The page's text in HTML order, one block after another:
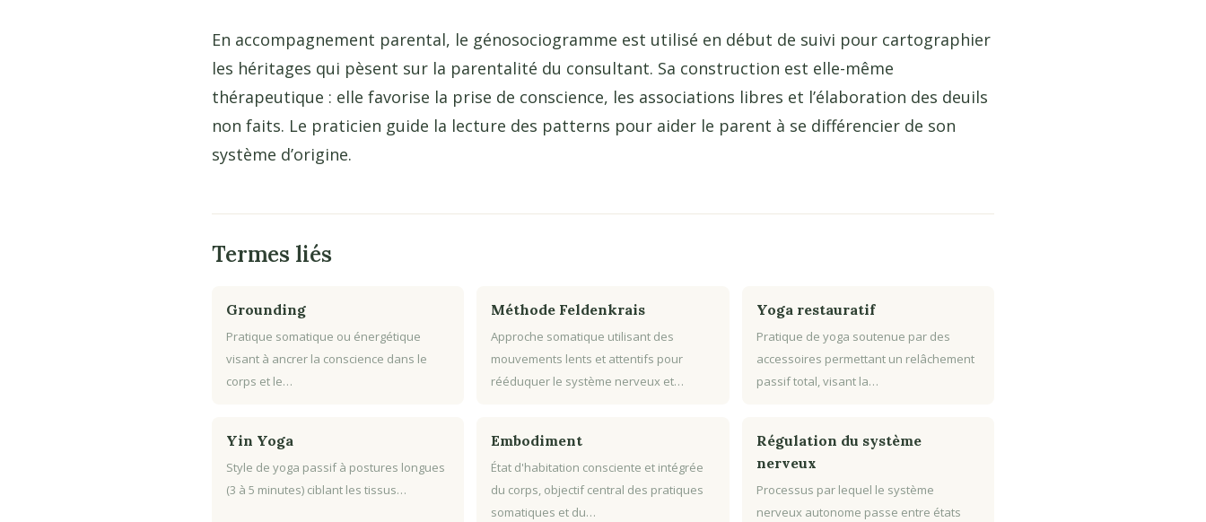
En accompagnement parental, le génosociogramme est utilisé en début de suivi pour cartographier
les héritages qui pèsent sur la parentalité du consultant. Sa construction est elle-même
thérapeutique : elle favorise la prise de conscience, les associations libres et l’élaboration des deuils
non faits. Le praticien guide la lecture des patterns pour aider le parent à se différencier de son
système d’origine.
Termes liés
Grounding
Pratique somatique ou énergétique
visant à ancrer la conscience dans le
corps et le…
Méthode Feldenkrais
Approche somatique utilisant des
mouvements lents et attentifs pour
rééduquer le système nerveux et…
Yoga restauratif
Pratique de yoga soutenue par des
accessoires permettant un relâchement
passif total, visant la…
Yin Yoga
Style de yoga passif à postures longues
(3 à 5 minutes) ciblant les tissus…
Embodiment
État d'habitation consciente et intégrée
du corps, objectif central des pratiques
somatiques et du…
Régulation du système
nerveux
Processus par lequel le système
nerveux autonome passe entre états